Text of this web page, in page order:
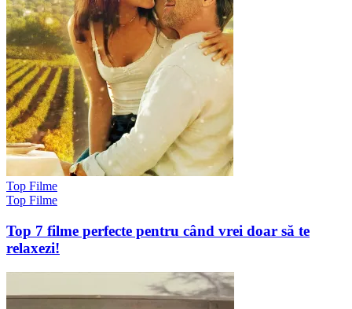
Top Filme
Top Filme
Top 7 filme perfecte pentru când vrei doar să te
relaxezi!